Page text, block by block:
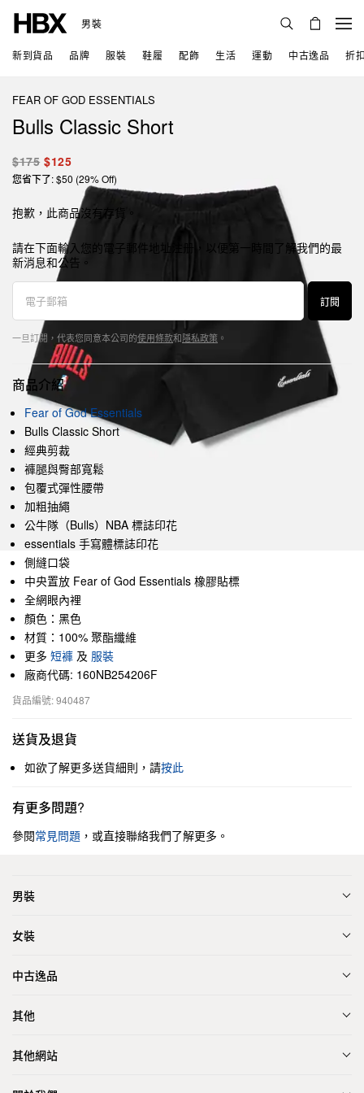
男裝
新到貨品 品牌 服裝 鞋履 配飾 生活 運動 中古逸品 折
FEAR OF GOD ESSENTIALS
Bulls Classic Short
$175 $125
您省下了: $50 (29% Off)
抱歉，此商品沒有存貨。
請在下面輸入您的電子郵件地址注册，以便第一時間了解我們的最
新消息和公告。
訂閱
一旦訂閱，代表您同意本公司的使用條款和隱私政策 。
商品介紹
Fear of God Essentials
Bulls Classic Short
經典剪裁
褲腿與臀部寬鬆
包覆式彈性腰帶
加粗抽繩
公牛隊（Bulls）NBA 標誌印花
essentials 手寫體標誌印花
側縫口袋
中央置放 Fear of God Essentials 橡膠貼標
全網眼內裡
顏色：黑色
材質：100% 聚酯纖維
更多 短褲 及 服裝
廠商代碼: 160NB254206F
貨品編號: 940487
送貨及退貨
如欲了解更多送貨細則，請按此
有更多問題?
參閱常見問題 ，或直接聯絡我們了解更多。
男裝
女裝
中古逸品
其他
其他網站